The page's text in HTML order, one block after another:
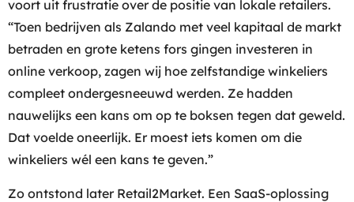
voort uit frustratie over de positie van lokale retailers.
“Toen bedrijven als Zalando met veel kapitaal de markt
betraden en grote ketens fors gingen investeren in
online verkoop, zagen wij hoe zelfstandige winkeliers
compleet ondergesneeuwd werden. Ze hadden
nauwelijks een kans om op te boksen tegen dat geweld.
Dat voelde oneerlijk. Er moest iets komen om die
winkeliers wél een kans te geven.”
Zo ontstond later Retail2Market. Een SaaS-oplossing